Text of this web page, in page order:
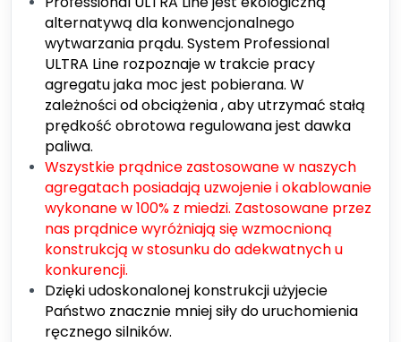
alternatywą dla konwencjonalnego
wytwarzania prądu. System Professional
ULTRA Line rozpoznaje w trakcie pracy
agregatu jaka moc jest pobierana. W
zależności od obciążenia , aby utrzymać stałą
prędkość obrotowa regulowana jest dawka
paliwa.
Wszystkie prądnice zastosowane w naszych
agregatach posiadają uzwojenie i okablowanie
wykonane w 100% z miedzi. Zastosowane przez
nas prądnice wyróżniają się wzmocnioną
konstrukcją w stosunku do adekwatnych u
konkurencji.
Dzięki udoskonalonej konstrukcji użyjecie
Państwo znacznie mniej siły do uruchomienia
ręcznego silników.